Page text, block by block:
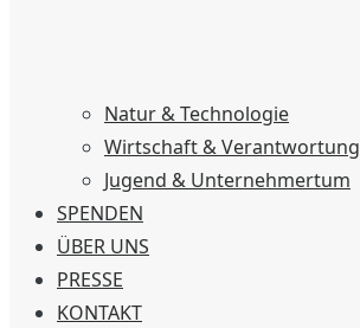
Natur & Technologie
Wirtschaft & Verantwortung
Jugend & Unternehmertum
SPENDEN
ÜBER UNS
PRESSE
KONTAKT